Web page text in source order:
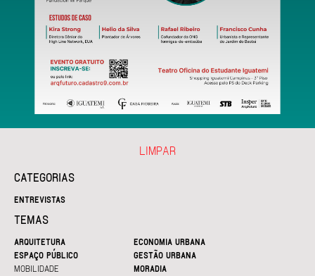
CATEGORIAS
ENTREVISTAS
TEMAS
ARQUITETURA
ECONOMIA URBANA
ESPAÇO PÚBLICO
GESTÃO URBANA
MOBILIDADE
MORADIA
LIMPAR